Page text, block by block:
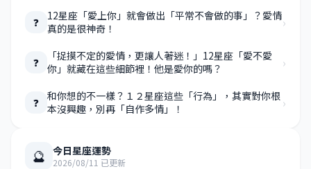
❓
12星座「愛上你」就會做出「平常不會做的事」？愛情
真的是很神奇！
›
❓
「捉摸不定的愛情，更讓人著迷！」12星座「愛不愛
你」就藏在這些細節裡！他是愛你的嗎？
›
❓ 和你想的不一樣？１２星座這些「行為」，其實對你根
本沒興趣，別再「自作多情」！
›
🔮 今日星座運勢
2026/08/11 已更新